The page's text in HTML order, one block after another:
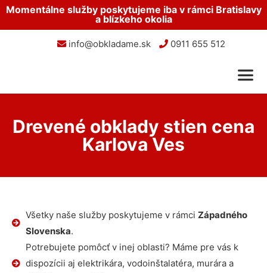
Momentálne služby poskytujeme iba v rámci Bratislavy
a blízkeho okolia
info@obkladame.sk 0911 655 512
Drevené obklady stien cena
Karlova Ves
Všetky naše služby poskytujeme v rámci Západného
Slovenska.
Potrebujete pomôcť v inej oblasti? Máme pre vás k
dispozícii aj elektrikára, vodoinštalatéra, murára a